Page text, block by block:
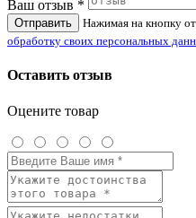
Ваш отзыв *
Отправить
Нажимая на кнопку
обработку своих персональных
Оставить отзыв
Оцените товар